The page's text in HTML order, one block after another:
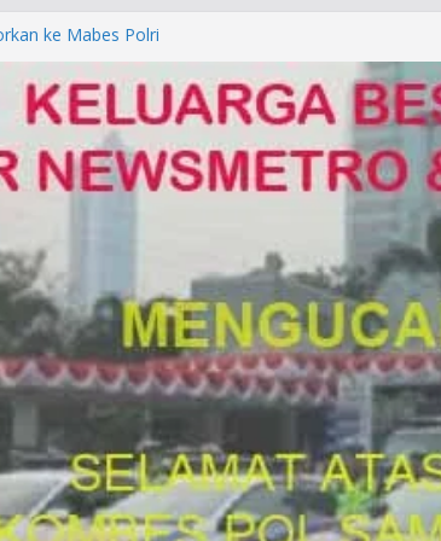
ke Mabes Polri
Palsu, Kapolres
PUNGLI SIM
Alam di Jawa Barat yang
KUHAP Baru 2026, Tegaskan
Dipidana
DENPASAR DAN
POLDA BALI DIDUGA